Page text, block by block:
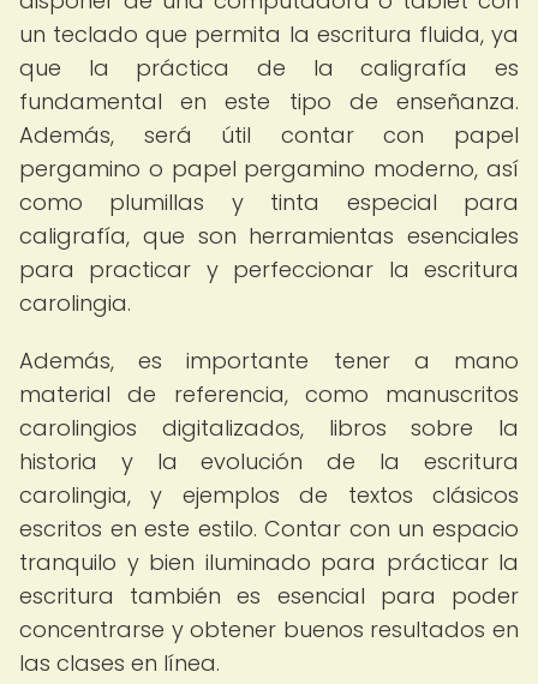
un teclado que permita la escritura fluida, ya
que la práctica de la caligrafía es
fundamental en este tipo de enseñanza.
Además, será útil contar con papel
pergamino o papel pergamino moderno, así
como plumillas y tinta especial para
caligrafía, que son herramientas esenciales
para practicar y perfeccionar la escritura
carolingia.
Además, es importante tener a mano
material de referencia, como manuscritos
carolingios digitalizados, libros sobre la
historia y la evolución de la escritura
carolingia, y ejemplos de textos clásicos
escritos en este estilo. Contar con un espacio
tranquilo y bien iluminado para prácticar la
escritura también es esencial para poder
concentrarse y obtener buenos resultados en
las clases en línea.